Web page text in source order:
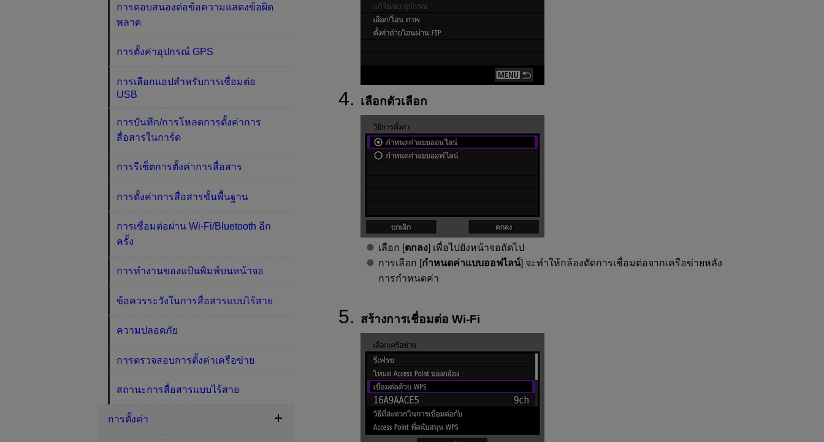
เลือกตัวเลือก
เลือก [ตกลง] เพื่อไปยังหน้าจอถัดไป
การเลือก [กำหนดค่าแบบออฟไลน์] จะทำให้กล้องตัดการเชื่อมต่อจากเครือข่ายหลัง
การกำหนดค่า
สร้างการเชื่อมต่อ Wi-Fi
การตอบสนองต่อข้อความแสดงข้อผิด
พลาด
การตั้งค่าอุปกรณ์ GPS
การเลือกแอปสำหรับการเชื่อมต่อ
USB
การบันทึก/การโหลดการตั้งค่าการ
สื่อสารในการ์ด
การรีเซ็ตการตั้งค่าการสื่อสาร
การตั้งค่าการสื่อสารขั้นพื้นฐาน
การเชื่อมต่อผ่าน Wi-Fi/Bluetooth อีก
ครั้ง
การทำงานของแป้นพิมพ์บนหน้าจอ
ข้อควรระวังในการสื่อสารแบบไร้สาย
ความปลอดภัย
การตรวจสอบการตั้งค่าเครือข่าย
สถานะการสื่อสารแบบไร้สาย
การตั้งค่า